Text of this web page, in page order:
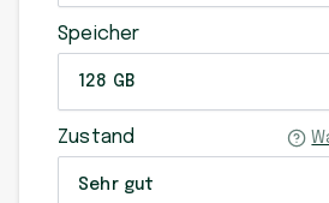
Speicher
128 GB
Zustand
Sehr gut